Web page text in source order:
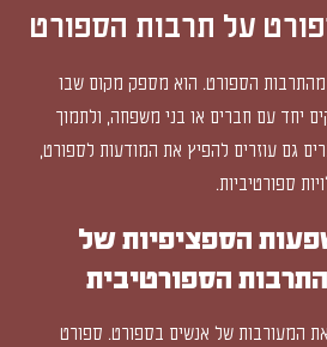
על תרבות הספורט
הספורט. הוא מספק מקום שבו
יחד עם חברים או בני משפחה, ולתמוך
גם עוזרים להפיץ את המודעות לספורט,
ספורטיביות.
הספציפיות של
הספורטיבית
המעורבות של אנשים בספורט. ספורט